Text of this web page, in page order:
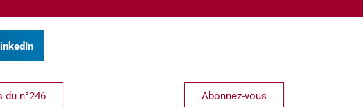
du n°246 Abonnez-vous